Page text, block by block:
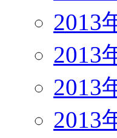
2013
2013
2013
2013